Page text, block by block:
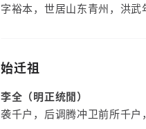
字裕本，世居山东青州，洪
始迁祖
李全（明正统閒）
袭千户，后调腾冲卫前所千户